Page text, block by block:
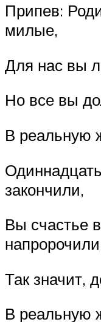
Припев:
милые,
Для нас вы
Но все вы
В реальную
закончили,
Вы счастье
Так значит,
В реальную